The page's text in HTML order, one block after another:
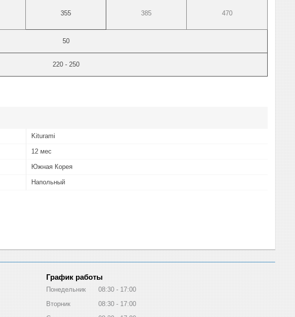
355 385 470
50
220 - 250
Kiturami
12 мес
Южная Корея
Напольный
График работы
Понедельник 08:30
17:00
Вторник
08:30
17:00